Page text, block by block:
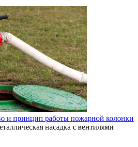
и принцип работы пожарной колонки
насадка с вентилями